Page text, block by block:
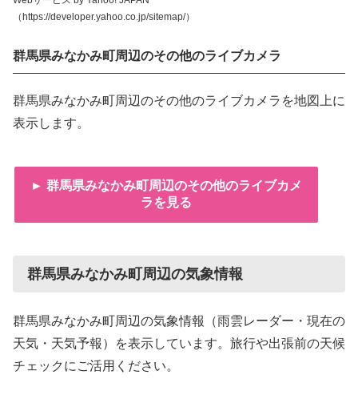
（https://developer.yahoo.co.jp/sitemap/）
群馬県みなかみ町周辺のその他のライブカメラ
群馬県みなかみ町周辺のその他のライブカメラを地図上に
表示します。
► 群馬県みなかみ町周辺のその他のライブカメ
ラを見る
群馬県みなかみ町周辺の気象情報
群馬県みなかみ町周辺の気象情報（雨雲レーダー・現在の
天気・天気予報）を表示しています。旅行や出張前の天候
チェックにご活用ください。